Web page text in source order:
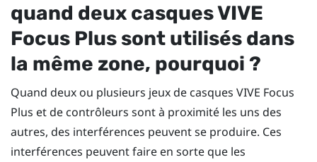
quand deux casquesVIVE
Focus Plus sont utilisés dans
la même zone, pourquoi ?
Quand deux ou plusieurs jeux de casques VIVE Focus
Plus et de contrôleurs sont à proximité les uns des
autres, des interférences peuvent se produire. Ces
interférences peuvent faire en sorte que les